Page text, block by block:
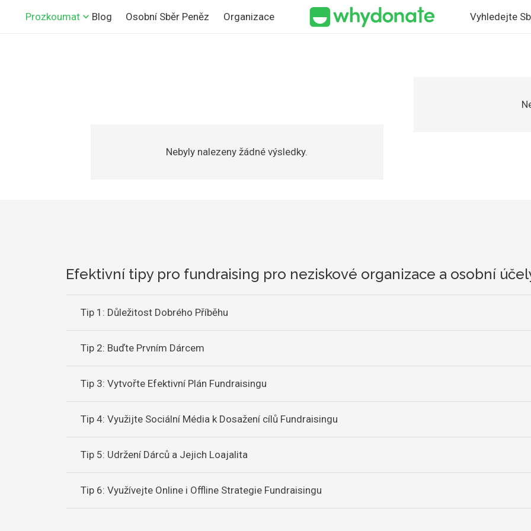
Prozkoumat Blog Osobní Sběr Peněz Organizace Vyhledejte
Nebyly nalezeny žádné výsledky.
Efektivní tipy pro fundraising pro neziskové organizace a osobní
Tip 1: Důležitost Dobrého Příběhu
Tip 2: Buďte Prvním Dárcem
Tip 3: Vytvořte Efektivní Plán Fundraisingu
Tip 4: Využijte Sociální Média k Dosažení cílů Fundraisingu
Tip 5: Udržení Dárců a Jejich Loajalita
Tip 6: Využívejte Online i Offline Strategie Fundraisingu